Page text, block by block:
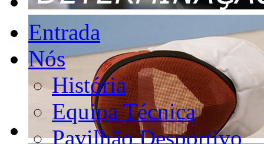
Entrada
Nós
História
Equipa Técnica
Pavilhão Desportivo